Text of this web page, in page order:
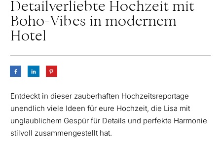
Detailverliebte Hochzeit mit
Boho-Vibes in modernem
Hotel
Entdeckt in dieser zauberhaften Hochzeitsreportage
unendlich viele Ideen für eure Hochzeit, die Lisa mit
unglaublichem Gespür für Details und perfekte Harmonie
stilvoll zusammengestellt hat.